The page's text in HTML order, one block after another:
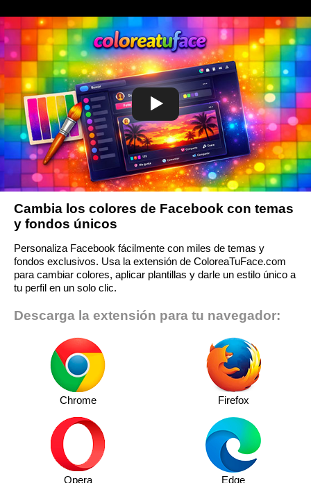
Cambia los colores de Facebook con temas
y fondos únicos
Personaliza Facebook fácilmente con miles de temas y
fondos exclusivos. Usa la extensión de ColoreaTuFace.com
para cambiar colores, aplicar plantillas y darle un estilo único a
tu perfil en un solo clic.
Descarga la extensión para tu navegador:
Chrome Firefox
Opera Edge